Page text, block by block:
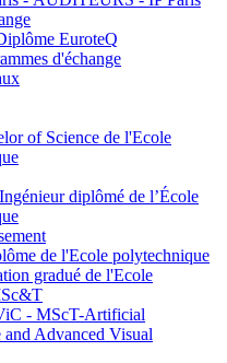
EuroteQ
d'échange
of Science de l'Ecole
diplômé de l’École
de l'Ecole polytechnique
gradué de l'Ecole
- MScT-Artificial
and Advanced Visual